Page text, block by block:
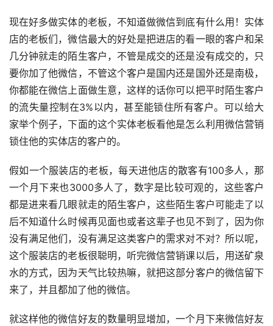
现在好多做实体的老板，不知道做微信到底有什么用！实体
店的老板们，微信最大的好处是把进店的看一眼的客户和呆
几分钟就走的陌生客户，不管是成交的还是没有成交的，只
要你加了他微信，不管这个客户是国内还是国外还是南极，
你都能在微信上面做生意，这样的话你可以把平时陌生客户
的流失量控制在3%以内，甚至能锁住所有客户。可以给大
家举个例子，下面的这个实体老板看他是怎么利用微信营销
锁住他的实体店的客户的。
假如一个服装店的老板，每天进他店的散客有100多人，那
一个月下来也3000多人了，数字是比较可观的，这些客户
都是进来看几眼就走的陌生客户，这些陌生客户可能走了以
后不知道什么时候再见面也或者这辈子也见不到了，因为你
没有满足他们，没有满足这类客户的需求对不对？所以呢，
这个服装店的老板很聪明，听完微信营销课以后，用送矿泉
水的方式，因为天气比较热嘛，就把这部分客户的微信留下
来了，并且都加了他的微信。
就这样他的微信好友的数量明显增加，一个月下来微信好友